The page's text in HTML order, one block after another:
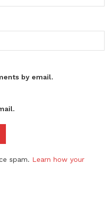
by email.
spam. Learn how your